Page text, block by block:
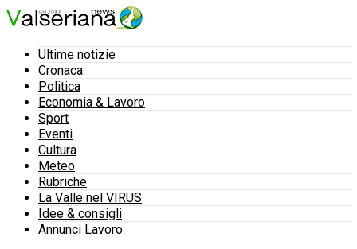
Ultime notizie
Cronaca
Politica
Economia & Lavoro
Sport
Eventi
Cultura
Meteo
Rubriche
La Valle nel VIRUS
Idee & consigli
Annunci Lavoro